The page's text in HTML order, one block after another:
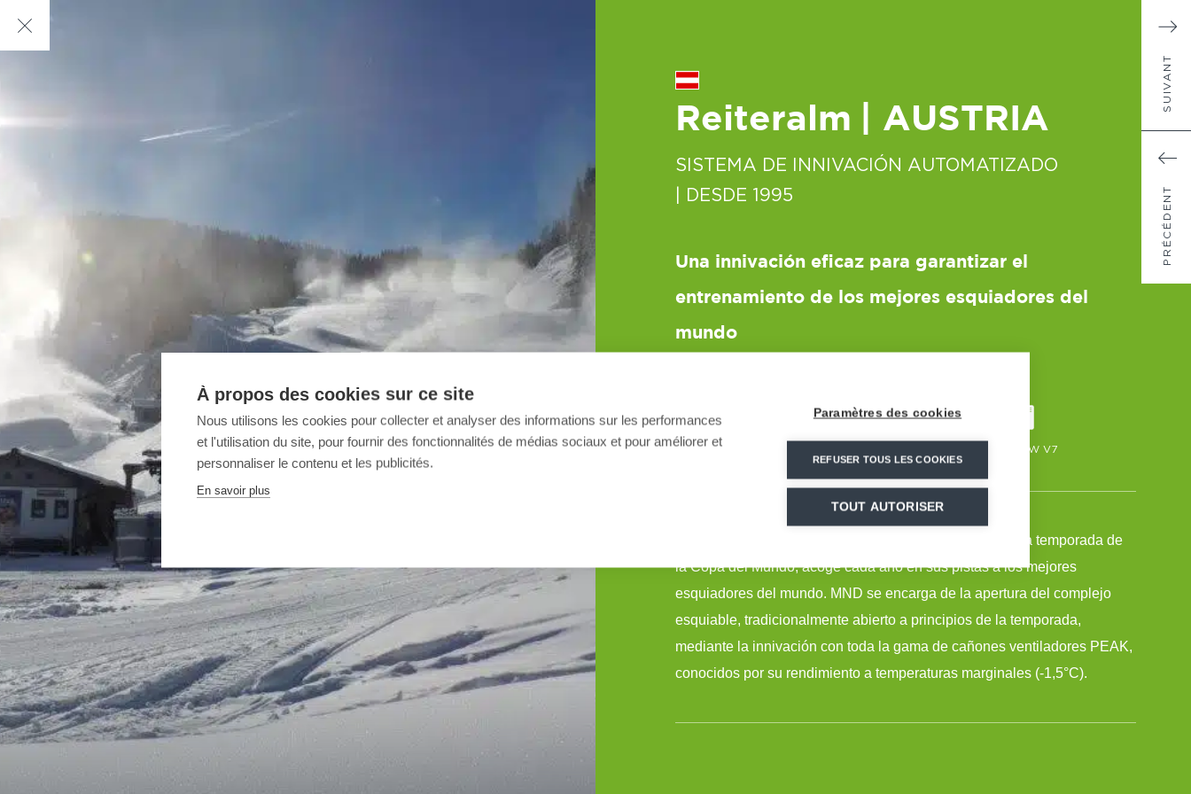
PRÉCÉDENT
SUIVANT
Reiteralm | AUSTRIA
SISTEMA DE INNIVACIÓN AUTOMATIZADO
| DESDE 1995
Una innivación eficaz para garantizar el
entrenamiento de los mejores esquiadores del
mundo
38 000 m SUPERSNOW V7
Reiteralm, campo de entrenamiento antes del inicio de la temporada de
la Copa del Mundo, acoge cada año en sus pistas a los mejores
esquiadores del mundo. MND se encarga de la apertura del complejo
esquiable, tradicionalmente abierto a principios de la temporada,
mediante la innivación con toda la gama de cañones ventiladores PEAK,
conocidos por su rendimiento a temperaturas marginales (-1,5°C).
À propos des cookies sur ce site
Nous utilisons les cookies pour collecter et analyser des informations sur les performances
et l'utilisation du site, pour fournir des fonctionnalités de médias sociaux et pour améliorer et
personnaliser le contenu et les publicités.
En savoir plus
Paramètres des cookies
REFUSER TOUS LES COOKIES
TOUT AUTORISER